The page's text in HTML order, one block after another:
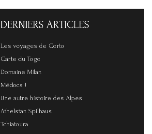
DERNIERS ARTICLES
Les voyages de Corto
Carte du Togo
Domaine Milan
Médocs !
Une autre histoire des Alpes
Athelstan Spilhaus
Tchiatoura